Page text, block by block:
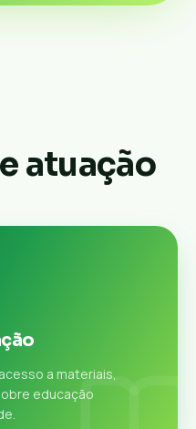
atuação
a materiais,
educação